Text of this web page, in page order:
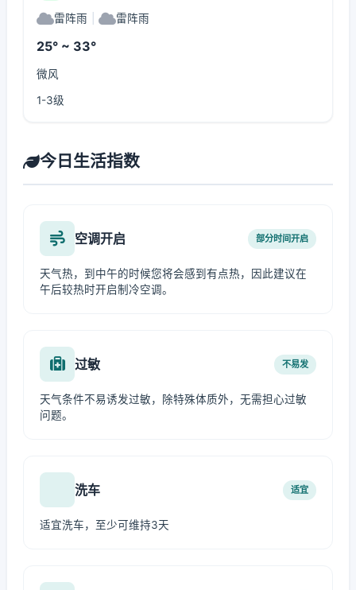
雷阵雨 雷阵雨
25° ~ 33°
微风
1-3级
今日生活指数
空调开启 部分时间开启
天气热，到中午的时候您将会感到有点热，因此建议在
午后较热时开启制冷空调。
过敏 不易发
天气条件不易诱发过敏，除特殊体质外，无需担心过敏
问题。
洗车 适宜
适宜洗车，至少可维持3天